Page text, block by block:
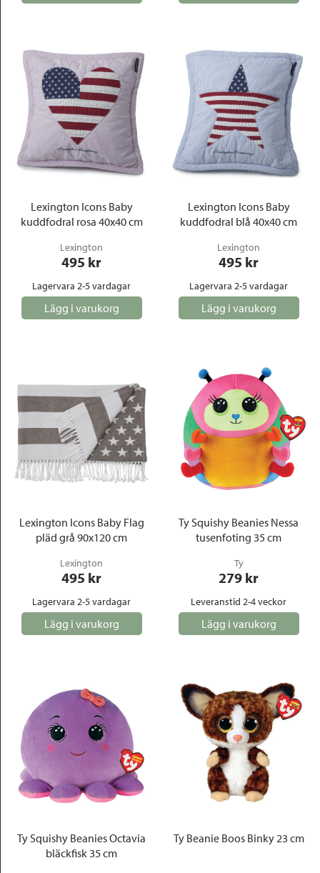
Lexington Icons Baby
kuddfodral rosa 40x40 cm
Lexington
495 kr
Lagervara 2-5 vardagar
Lägg i varukorg
Lexington Icons Baby
kuddfodral blå 40x40 cm
Lexington
495 kr
Lagervara 2-5 vardagar
Lägg i varukorg
Lexington Icons Baby Flag
pläd grå 90x120 cm
Lexington
495 kr
Lagervara 2-5 vardagar
Lägg i varukorg
Ty Squishy Beanies Nessa
tusenfoting 35 cm
Ty
279 kr
Leveranstid 2-4 veckor
Lägg i varukorg
Ty Squishy Beanies Octavia
bläckfisk 35 cm
Ty Beanie Boos Binky 23 cm